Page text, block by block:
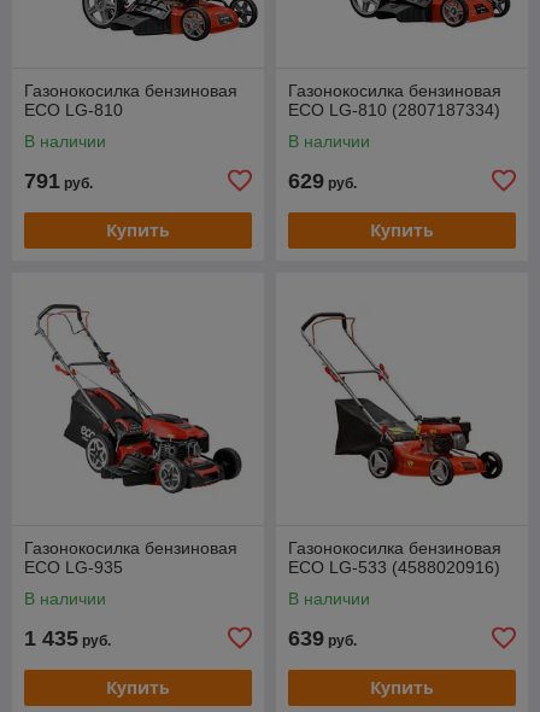
Газонокосилка бензиновая
ECO LG-810
В наличии
791 руб.
Купить
Газонокосилка бензиновая
ECO LG-810 (2807187334)
В наличии
629 руб.
Купить
Газонокосилка бензиновая
ECO LG-935
В наличии
1 435 руб.
Купить
Газонокосилка бензиновая
ECO LG-533 (4588020916)
В наличии
639 руб.
Купить